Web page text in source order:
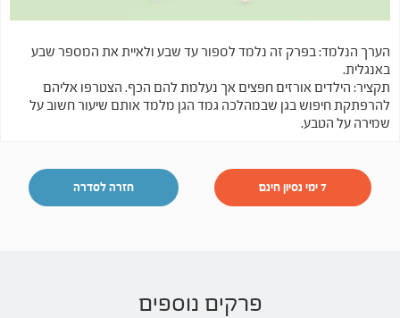
הערך הנלמד: בפרק זה נלמד לספור עד שבע ולאיית את המספר שבע
באנגלית.
תקציר: הילדים אורזים חפצים אך נעלמת להם הכף. הצטרפו אליהם
להרפתקת חיפוש בגן שבמהלכה גמד הגן מלמד אותם שיעור חשוב על
שמירה על הטבע.
7 ימי נסיון חינם חזרה לסדרה
פרקים נוספים